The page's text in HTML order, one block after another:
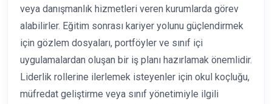
veya danışmanlık hizmetleri veren kurumlarda görev
alabilirler. Eğitim sonrası kariyer yolunu güçlendirmek
için gözlem dosyaları, portföyler ve sınıf içi
uygulamalardan oluşan bir iş planı hazırlamak önemlidir.
Liderlik rollerine ilerlemek isteyenler için okul koçluğu,
müfredat geliştirme veya sınıf yönetimiyle ilgili